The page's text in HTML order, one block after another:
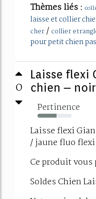
Thèmes liés :
laisse et collier
cher/ collier
pour petit chien
0
Laisse flexi
chien –
Pertinence
56%
Laisse flexi
/ jaune fluo flexi
Ce produit vous
Soldes Chien